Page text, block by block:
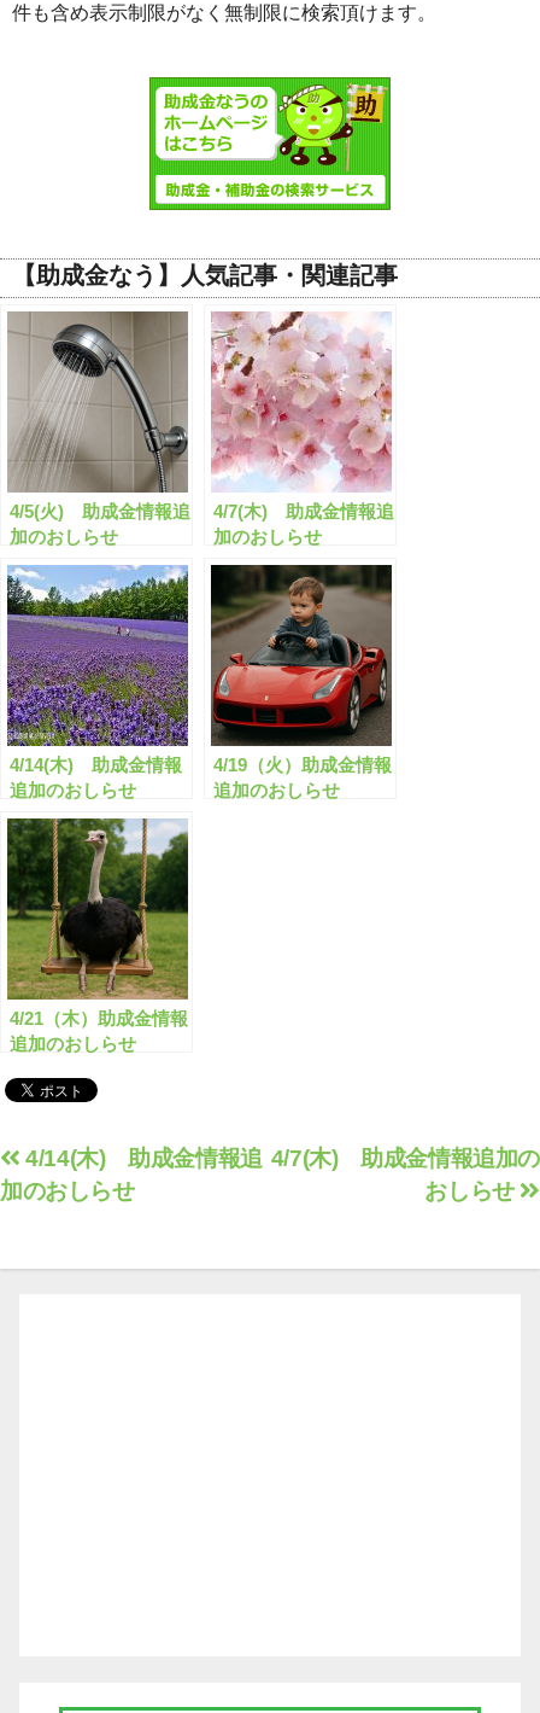
件も含め表示制限がなく無制限に検索頂けます。
【助成金なう】人気記事・関連記事
4/5(火) 助成金情報追
加のおしらせ
4/7(木) 助成金情報追
加のおしらせ
4/14(木) 助成金情報
追加のおしらせ
4/19（火）助成金情報
追加のおしらせ
4/21（木）助成金情報
追加のおしらせ
投
稿
ビ
4/7(木) 助成金情報追加の
おしらせ
4/14(木) 助成金情報追
加のおしらせ